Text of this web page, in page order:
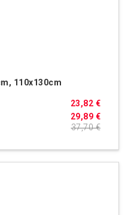
110x130cm
29,89 €
23,82 €
37,70 €